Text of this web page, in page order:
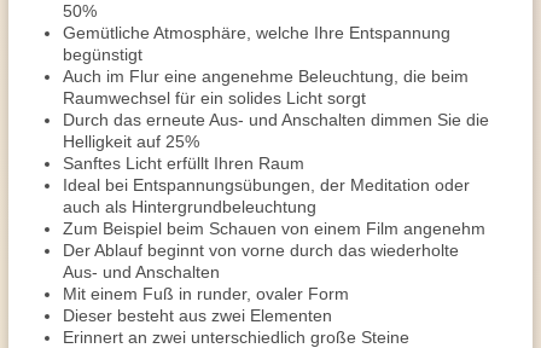
50%
Gemütliche Atmosphäre, welche Ihre Entspannung
begünstigt
Auch im Flur eine angenehme Beleuchtung, die beim
Raumwechsel für ein solides Licht sorgt
Durch das erneute Aus- und Anschalten dimmen Sie die
Helligkeit auf 25%
Sanftes Licht erfüllt Ihren Raum
Ideal bei Entspannungsübungen, der Meditation oder
auch als Hintergrundbeleuchtung
Zum Beispiel beim Schauen von einem Film angenehm
Der Ablauf beginnt von vorne durch das wiederholte
Aus- und Anschalten
Mit einem Fuß in runder, ovaler Form
Dieser besteht aus zwei Elementen
Erinnert an zwei unterschiedlich große Steine